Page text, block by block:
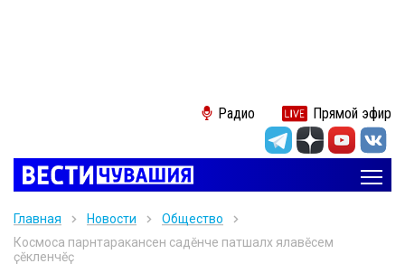
Радио Прямой эфир
Главная Новости
Общество
Космоса парӑнтаракансен садӗнче патшалӑх ялавӗсем
ҫӗкленчӗҫ